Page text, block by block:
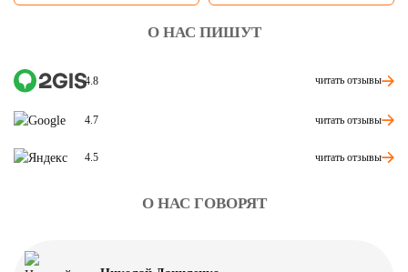
О НАС ПИШУТ
4.8 читать отзывы
4.7 читать отзывы
4.5 читать отзывы
О НАС ГОВОРЯТ